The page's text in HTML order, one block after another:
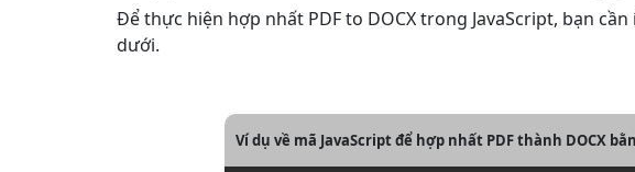
Để thực hiện hợp nhất PDF to DOCX trong JavaScript, bạn
dưới.
Ví dụ về mã JavaScript để hợp nhất PDF thành DOCX